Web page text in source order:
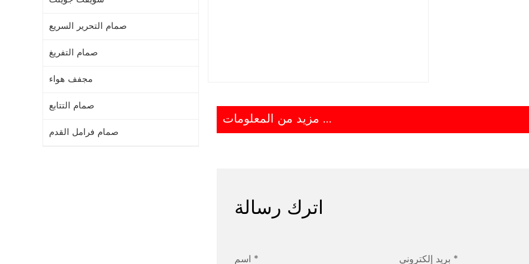
صمام التحرير السريع
صمام التفريغ
مجفف هواء
صمام التتابع
صمام فرامل القدم
مزيد من المعلومات ...
اترك رسالة
اسم * بريد إلكتروني *